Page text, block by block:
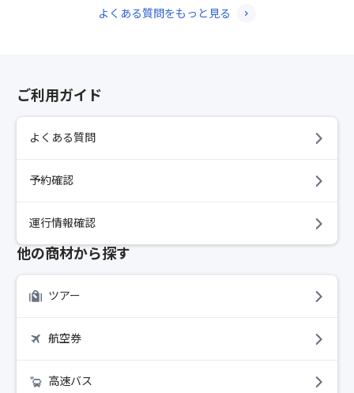
よくある質問をもっと見る
ご利用ガイド
よくある質問
予約確認
運行情報確認
他の商材から探す
ツアー
航空券
高速バス